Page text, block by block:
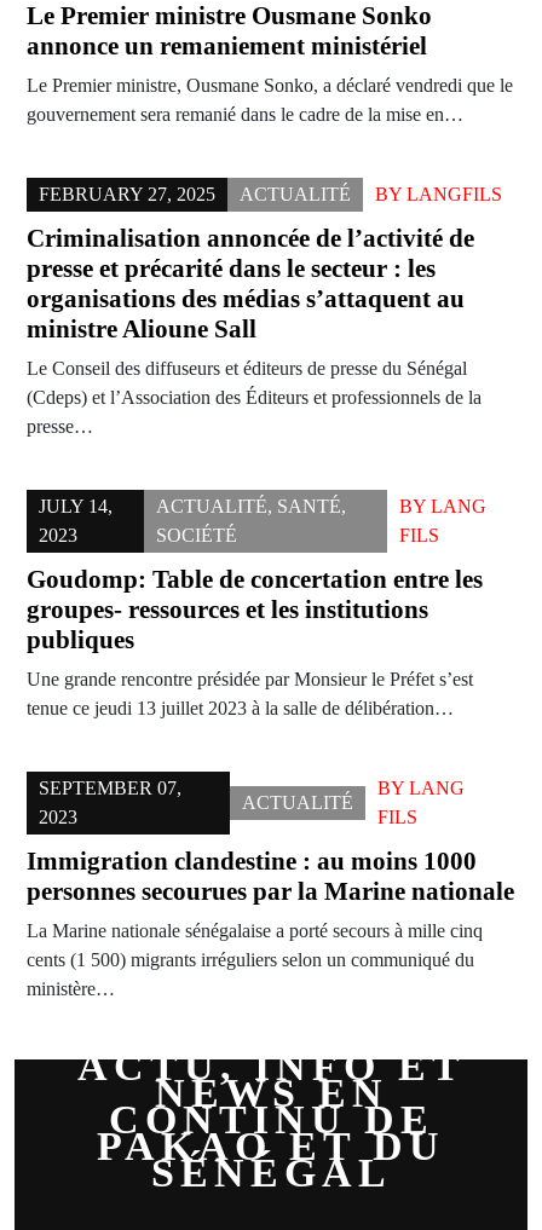
Le Premier ministre Ousmane Sonko
annonce un remaniement ministériel
Le Premier ministre, Ousmane Sonko, a déclaré vendredi que le
gouvernement sera remanié dans le cadre de la mise en…
FEBRUARY 27, 2025 ACTUALITÉ BY LANGFILS
Criminalisation annoncée de l’activité de
presse et précarité dans le secteur : les
organisations des médias s’attaquent au
ministre Alioune Sall
Le Conseil des diffuseurs et éditeurs de presse du Sénégal
(Cdeps) et l’Association des Éditeurs et professionnels de la
presse…
JULY 14,
2023
ACTUALITÉ, SANTÉ,
SOCIÉTÉ
BY LANG
FILS
Goudomp: Table de concertation entre les
groupes- ressources et les institutions
publiques
Une grande rencontre présidée par Monsieur le Préfet s’est
tenue ce jeudi 13 juillet 2023 à la salle de délibération…
SEPTEMBER 07,
2023
ACTUALITÉ
BY LANG
FILS
Immigration clandestine : au moins 1000
personnes secourues par la Marine nationale
La Marine nationale sénégalaise a porté secours à mille cinq
cents (1 500) migrants irréguliers selon un communiqué du
ministère…
ACTU, INFO ET
NEWS EN
CONTINU DE
PAKAO ET DU
SÉNÉGAL